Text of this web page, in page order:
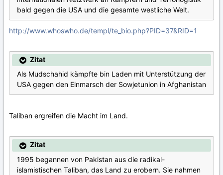
bald gegen die USA und die gesamte westliche Welt.
http://www.whoswho.de/templ/te_bio.php?PID=37&RID=1
Zitat
Als Mudschahid kämpfte bin Laden mit Unterstützung der
USA gegen den Einmarsch der Sowjetunion in Afghanistan
Taliban ergreifen die Macht im Land.
Zitat
1995 begannen von Pakistan aus die radikal-
islamistischen Taliban, das Land zu erobern. Sie nahmen